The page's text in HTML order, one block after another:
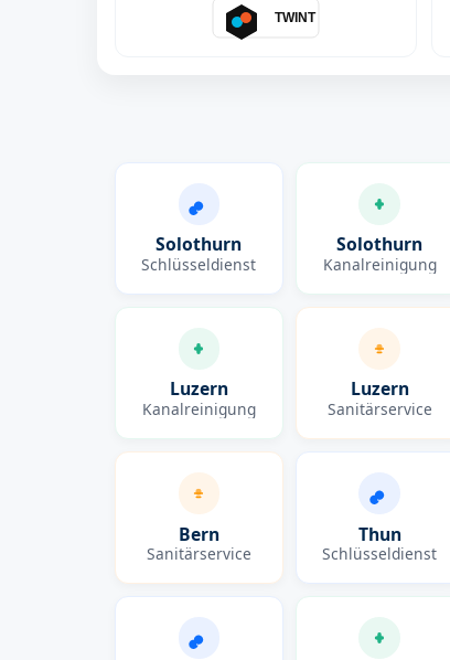
TWINT
Solothurn
Schlüsseldienst
Solothurn
Kanalreinigung
Luzern
Kanalreinigung
Luzern
Sanitärservice
Bern
Sanitärservice
Thun
Schlüsseldienst